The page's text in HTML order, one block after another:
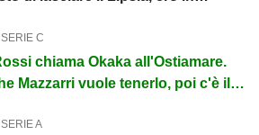
SERIE C
chiama Okaka all'Ostiamare.
Mazzarri vuole tenerlo, poi c'è il
SERIE A